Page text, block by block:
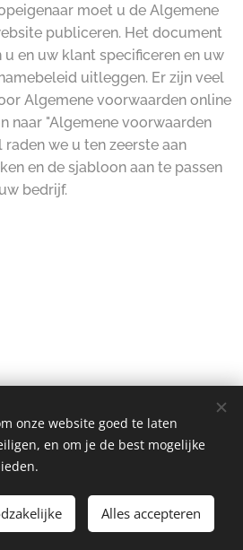
moet u de Algemene
publiceren. Het document
en uw klant specificeren en uw
uitleggen. Er zijn veel
Algemene voorwaarden online
naar "Algemene voorwaarden
raden we u ten zeerste aan
en de sjabloon aan te passen
bedrijf.
BV I Ondernemingsnummmer
rechten voorbehouden 2024
Molenstraat 12
Cookies
onze website goed te laten
en om je de best mogelijke
Alles accepteren